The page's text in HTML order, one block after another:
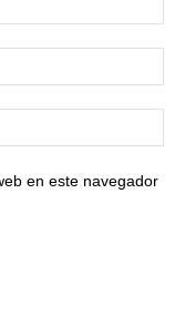
en este navegador